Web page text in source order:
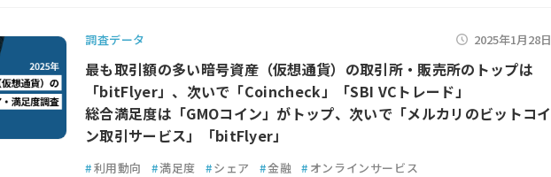
調査データ 2025年1月28日
最も取引額の多い暗号資産（仮想通貨）の取引所・販売所のトップは
「bitFlyer」、次いで「Coincheck」「SBI VCトレード」
総合満足度は「GMOコイン」がトップ、次いで「メルカリのビットコイ
ン取引サービス」「bitFlyer」
#利用動向 #満足度 #シェア #金融 # オンラインサービス